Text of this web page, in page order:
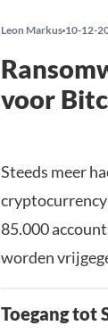
Leon Markus 10-12-
voor
Steeds meer
85.000
worden
Toegang tot